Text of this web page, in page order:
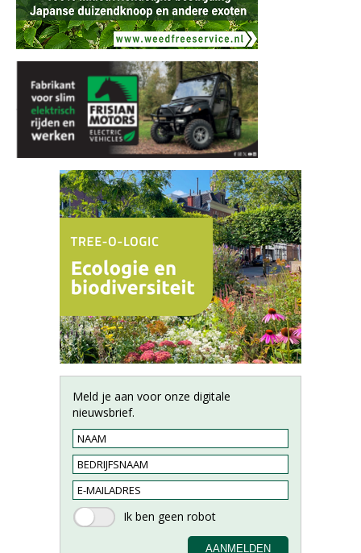
Meld je aan voor onze digitale
nieuwsbrief.